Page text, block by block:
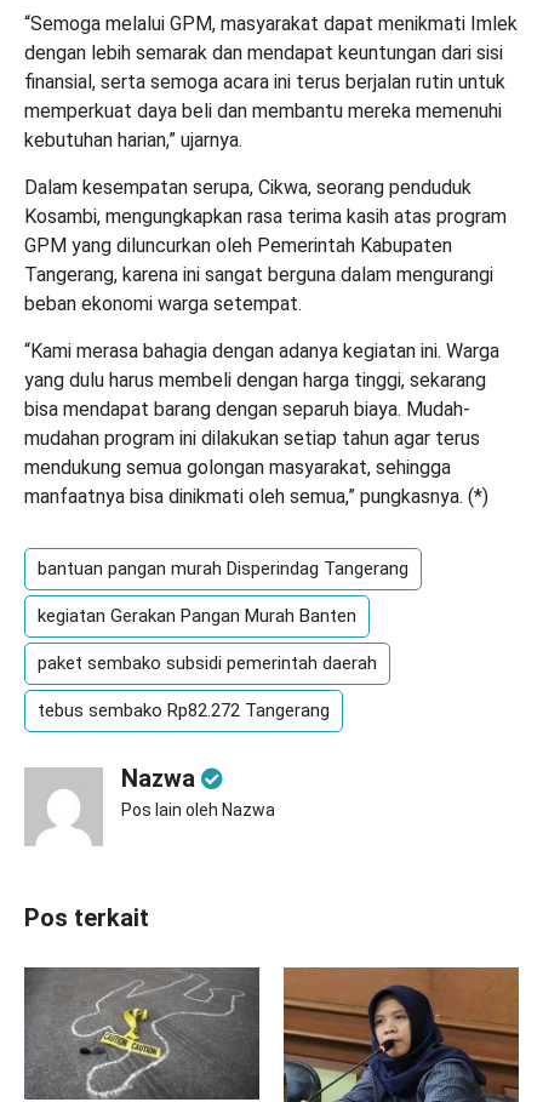
“Semoga melalui GPM, masyarakat dapat menikmati Imlek
dengan lebih semarak dan mendapat keuntungan dari sisi
finansial, serta semoga acara ini terus berjalan rutin untuk
memperkuat daya beli dan membantu mereka memenuhi
kebutuhan harian,” ujarnya.
Dalam kesempatan serupa, Cikwa, seorang penduduk
Kosambi, mengungkapkan rasa terima kasih atas program
GPM yang diluncurkan oleh Pemerintah Kabupaten
Tangerang, karena ini sangat berguna dalam mengurangi
beban ekonomi warga setempat.
“Kami merasa bahagia dengan adanya kegiatan ini. Warga
yang dulu harus membeli dengan harga tinggi, sekarang
bisa mendapat barang dengan separuh biaya. Mudah-
mudahan program ini dilakukan setiap tahun agar terus
mendukung semua golongan masyarakat, sehingga
manfaatnya bisa dinikmati oleh semua,” pungkasnya. (*)
bantuan pangan murah Disperindag Tangerang
kegiatan Gerakan Pangan Murah Banten
paket sembako subsidi pemerintah daerah
tebus sembako Rp82.272 Tangerang
Nazwa
Pos lain oleh Nazwa
Pos terkait